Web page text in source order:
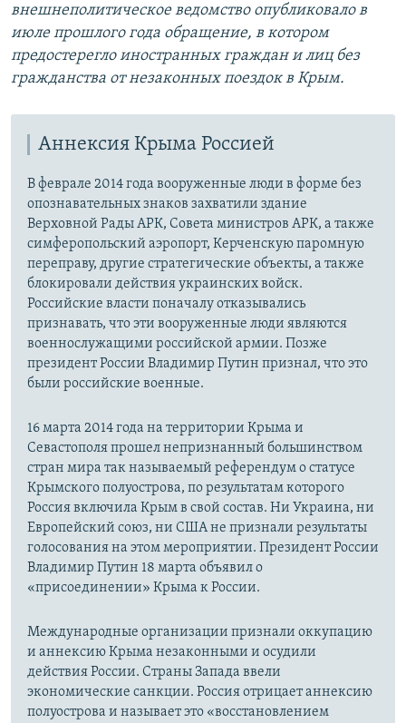
внешнеполитическое ведомство опубликовало в
июле прошлого года обращение, в котором
предостерегло иностранных граждан и лиц без
гражданства от незаконных поездок в Крым.
Аннексия Крыма Россией
В феврале 2014 года вооруженные люди в форме без
опознавательных знаков захватили здание
Верховной Рады АРК, Совета министров АРК, а также
симферопольский аэропорт, Керченскую паромную
переправу, другие стратегические объекты, а также
блокировали действия украинских войск.
Российские власти поначалу отказывались
признавать, что эти вооруженные люди являются
военнослужащими российской армии. Позже
президент России Владимир Путин признал, что это
были российские военные.
16 марта 2014 года на территории Крыма и
Севастополя прошел непризнанный большинством
стран мира так называемый референдум о статусе
Крымского полуострова, по результатам которого
Россия включила Крым в свой состав. Ни Украина, ни
Европейский союз, ни США не признали результаты
голосования на этом мероприятии. Президент России
Владимир Путин 18 марта объявил о
«присоединении» Крыма к России.
Международные организации признали оккупацию
и аннексию Крыма незаконными и осудили
действия России. Страны Запада ввели
экономические санкции. Россия отрицает аннексию
полуострова и называет это «восстановлением